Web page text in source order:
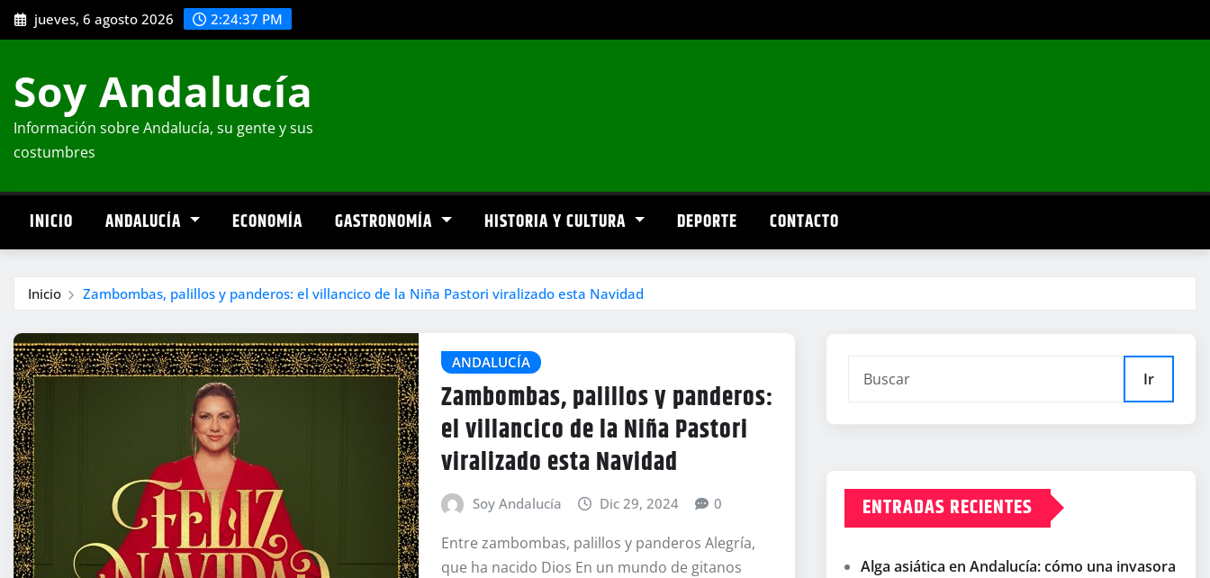
Saltar
al
jueves, 6 agosto 2026 2:24:38 PM
Soy Andalucía
Información sobre Andalucía, su gente y sus
costumbres
INICIO ANDALUCÍA ECONOMÍA GASTRONOMÍA HISTORIA Y CULTURA DEPORTE CONTACTO
Inicio Zambombas, palillos y panderos: el villancico de la Niña Pastori viralizado esta Navidad
ANDALUCÍA
Zambombas, palillos y panderos:
el villancico de la Niña Pastori
viralizado esta Navidad
Soy Andalucía Dic 29, 2024 0
Entre zambombas, palillos y panderos Alegría,
que ha nacido Dios En un mundo de gitanos
Ir
ENTRADAS RECIENTES
Alga asiática en Andalucía: cómo una invasora